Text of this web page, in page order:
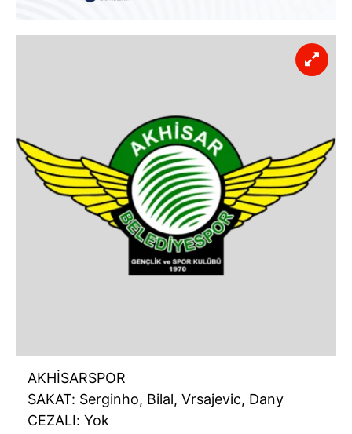
AKHİSARSPOR
SAKAT: Serginho, Bilal, Vrsajevic, Dany
CEZALI: Yok